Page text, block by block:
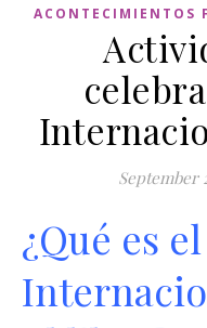
ACONTECIMIENTOS
September
¿Qué es